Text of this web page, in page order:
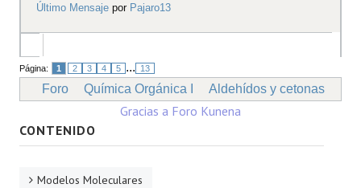
Último Mensaje por Pajaro13
Página: 1 2 3 4 5 ... 13
Foro Química Orgánica I Aldehídos y cetonas
Gracias a Foro Kunena
CONTENIDO
Modelos Moleculares